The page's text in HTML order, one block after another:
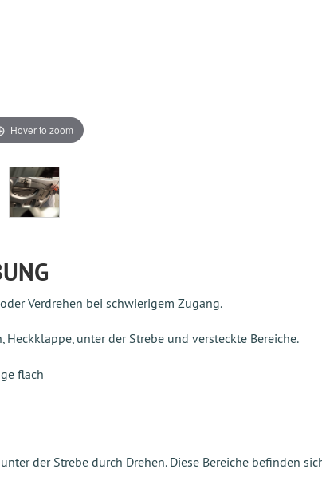
Hover to zoom
Verdrehen bei schwierigem Zugang.
Heckklappe, unter der Strebe und versteckte Bereiche.
flach
der Strebe durch Drehen. Diese Bereiche befinden